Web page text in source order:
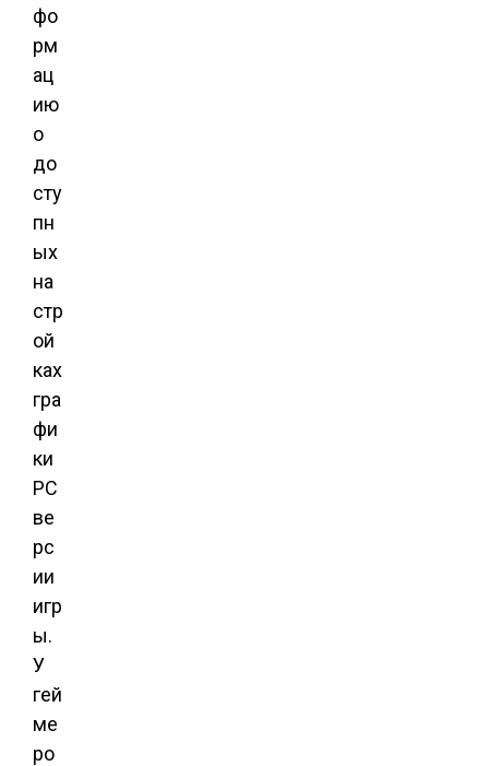
фо
рм
ац
ию
о
до
сту
пн
ых
на
стр
ой
ках
гра
фи
ки
PC
ве
рс
ии
игр
ы.
У
гей
ме
ро